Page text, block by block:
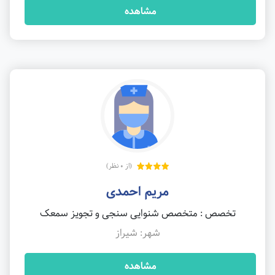
مشاهده
(از 0 نظر)
مریم احمدی
تخصص : متخصص شنوایی سنجی و تجویز سمعک
شهر: شیراز
مشاهده